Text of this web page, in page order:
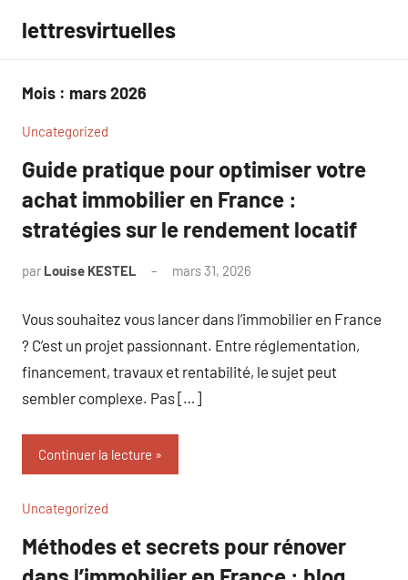
contenu
lettresvirtuelles
Mois : mars 2026
Uncategorized
Guide pratique pour optimiser votre
achat immobilier en France :
stratégies sur le rendement locatif
par Louise KESTEL mars 31, 2026
Vous souhaitez vous lancer dans l’immobilier en France
? C’est un projet passionnant. Entre réglementation,
financement, travaux et rentabilité, le sujet peut
sembler complexe. Pas […]
Continuer la lecture
Uncategorized
Méthodes et secrets pour rénover